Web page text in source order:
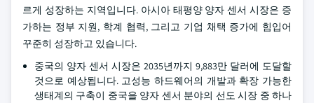
르게 성장하는 지역입니다. 아시아 태평양 양자 센서 시장은 증
가하는 정부 지원, 학계 협력, 그리고 기업 채택 증가에 힘입어
꾸준히 성장하고 있습니다.
중국의 양자 센서 시장은 2035년까지 9,883만 달러에 도달할
것으로 예상됩니다. 고성능 하드웨어의 개발과 확장 가능한
생태계의 구축이 중국을 양자 센서 분야의 선도 시장 중 하나